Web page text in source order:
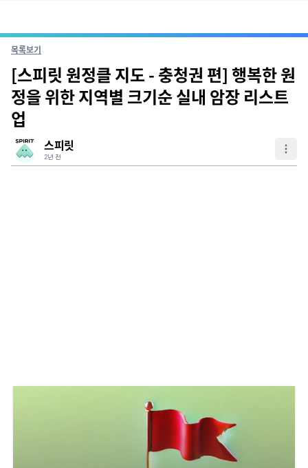
목록보기
[스피릿 원정클 지도 - 충청권 편] 행복한 원
정을 위한 지역별 크기순 실내 암장 리스트
업
스피릿
2년 전